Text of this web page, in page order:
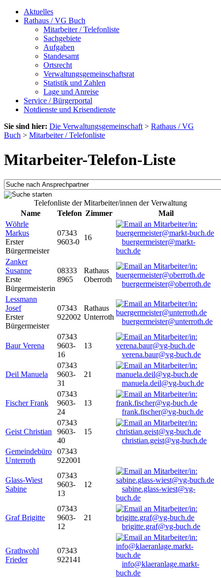
Aktuelles
Rathaus / VG Buch
Mitarbeiter / Telefonliste
Sachgebiete
Aufgaben
Standesamt
Ortsrecht
Verwaltungsgemeinschaftsrat
Statistik und Zahlen
Lage und Anreise
Service / Bürgerportal
Notdienste und Krisendienste
Sie sind hier: Die Verwaltungsgemeinschaft > Rathaus / VG
Buch > Mitarbeiter / Telefonliste
Mitarbeiter-Telefon-Liste
Telefonliste der Mitarbeiter/innen der Verwaltung
Name
Telefon Zimmer
Mail
Wöhrle
Markus
Erster
Bürgermeister
07343
9603-0
16
buergermeister@markt-
buch.de
Zanker
Susanne
Erste
Bürgermeisterin
08333
8965
Rathaus
Oberroth
buergermeister@oberroth.de
Lessmann
Josef
Erster
Bürgermeister
07343
922002
Rathaus
Unterroth
buergermeister@unterroth.de
Baur Verena
07343
9603-
16
13
verena.baur@vg-buch.de
Deil Manuela
07343
9603-
31
21
manuela.deil@vg-buch.de
Fischer Frank
07343
9603-
24
13
frank.fischer@vg-buch.de
Geist Christian
07343
9603-
40
15
christian.geist@vg-buch.de
Gemeindebüro
Unterroth
07343
922001
Glass-Wiest
Sabine
07343
9603-
13
12
sabine.glass-wiest@vg-
buch.de
Graf Brigitte
07343
9603-
12
21
brigitte.graf@vg-buch.de
Grathwohl
Frieder
07343
922141
info@klaeranlage.markt-
buch.de